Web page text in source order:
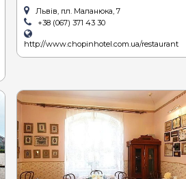
Львів, пл. Маланюка, 7
+38 (067) 371 43 30
http://www.chopinhotel.com.ua/restaurant